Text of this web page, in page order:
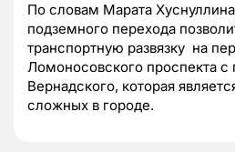
По словам Марата
подземного перехода
транспортную развязку на
Ломоносовского проспекта с
Вернадского, которая
сложных в городе.